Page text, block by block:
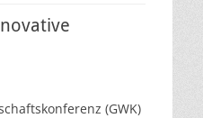
(GWK)